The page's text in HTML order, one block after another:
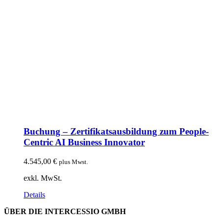
Buchung – Zertifikatsausbildung zum People-
Centric AI Business Innovator
4.545,00 € plus Mwst.
exkl. MwSt.
Details
ÜBER DIE INTERCESSIO GMBH